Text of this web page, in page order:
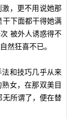
，更不用说她那
干下面都干得她满
被外人诱惑得不
然狂喜不已。
和技巧几乎从来
女，在那双美目
无所谓了，便在替